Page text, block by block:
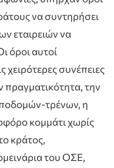
να συντηρήσει
εταιρειών να
όροι αυτοί
χειρότερες συνέπειες
πραγματικότητα, την
τρένων, η
κομμάτι χωρίς
κράτος,
του ΟΣΕ,